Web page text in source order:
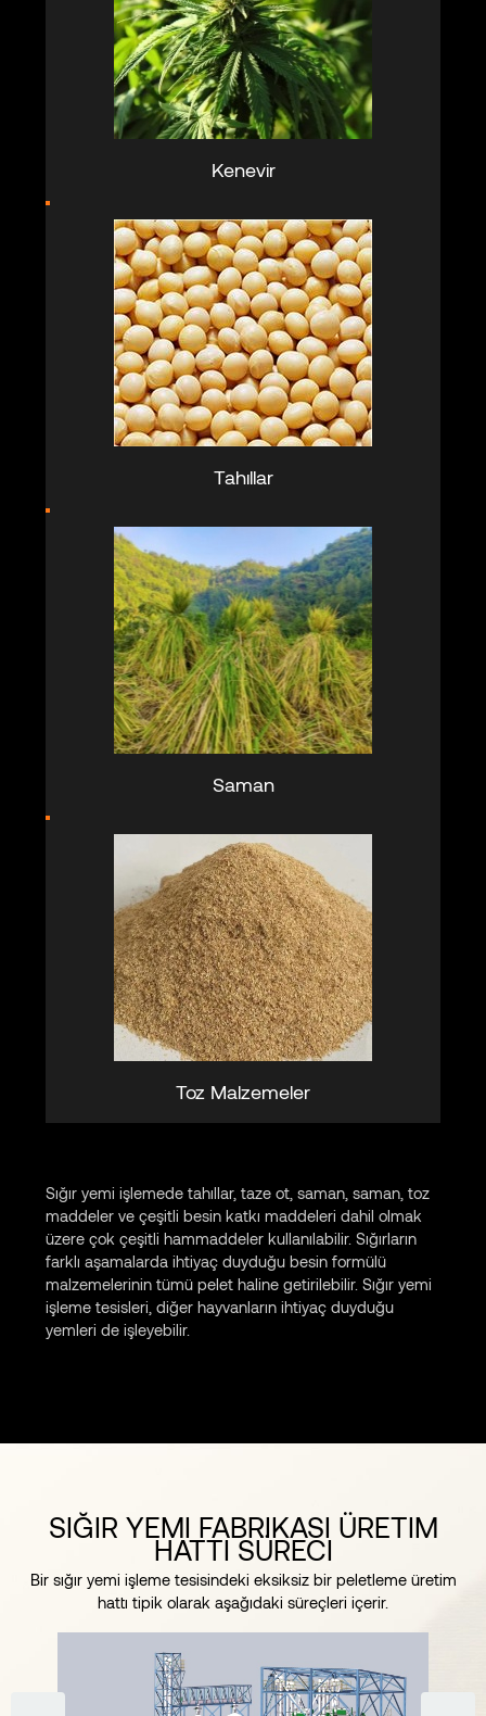
Kenevir
Tahıllar
Saman
Toz Malzemeler
Sığır yemi işlemede tahıllar, taze ot, saman, saman, toz
maddeler ve çeşitli besin katkı maddeleri dahil olmak
üzere çok çeşitli hammaddeler kullanılabilir. Sığırların
farklı aşamalarda ihtiyaç duyduğu besin formülü
malzemelerinin tümü pelet haline getirilebilir. Sığır yemi
işleme tesisleri, diğer hayvanların ihtiyaç duyduğu
yemleri de işleyebilir.
SIĞIR YEMI FABRIKASI ÜRETIM
HATTI SÜRECI
Bir sığır yemi işleme tesisindeki eksiksiz bir peletleme üretim
hattı tipik olarak aşağıdaki süreçleri içerir.